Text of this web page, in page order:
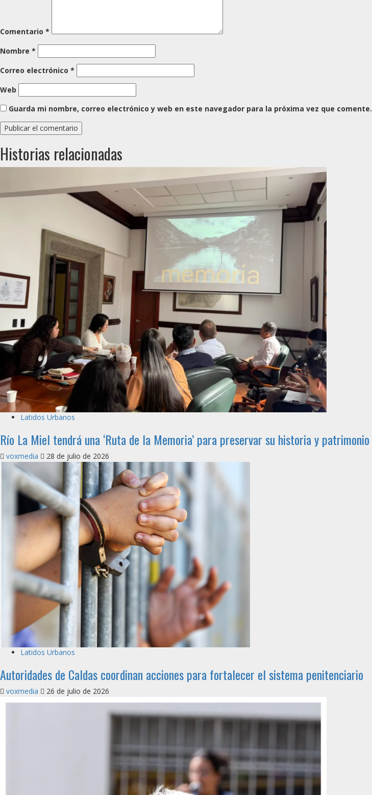
Comentario *
Nombre *
Correo electrónico *
Web
Guarda mi nombre, correo electrónico y web en este navegador para la próxima vez que comente.
Historias relacionadas
Latidos Urbanos
Río La Miel tendrá una ‘Ruta de la Memoria’ para preservar su historia y patrimonio
voxmedia 28 de julio de 2026
Latidos Urbanos
Autoridades de Caldas coordinan acciones para fortalecer el sistema penitenciario
voxmedia 26 de julio de 2026